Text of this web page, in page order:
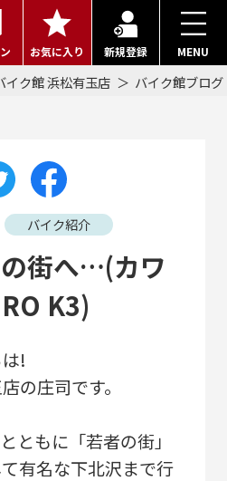
お気に入り 新規登録 MENU
イク館 浜松有玉店 バイク館ブログ
バイク紹介
街へ…(カワ
K3)
!
の庄司です。
ともに「若者の街」
て有名な下北沢まで行